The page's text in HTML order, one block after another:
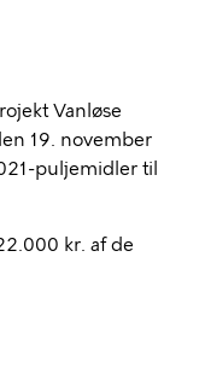
Vanløse
19. november
puljemidler til
kr. af de